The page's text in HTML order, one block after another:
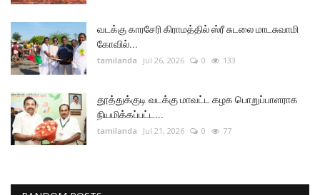
வடக்கு காரசேரி கிராமத்தில் ஸ்ரீ சுடலை மாடசுவாமி
கோவில்...
tamilanda Jul 26, 2026 0 133
தூத்துக்குடி வடக்கு மாவட்ட கழக பொறுப்பாளராக
நியமிக்கப்பட்ட...
tamilanda Jul 21, 2026 0 77